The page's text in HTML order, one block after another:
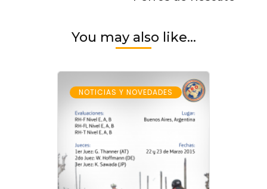
You may also like...
NOTICIAS Y NOVEDADES